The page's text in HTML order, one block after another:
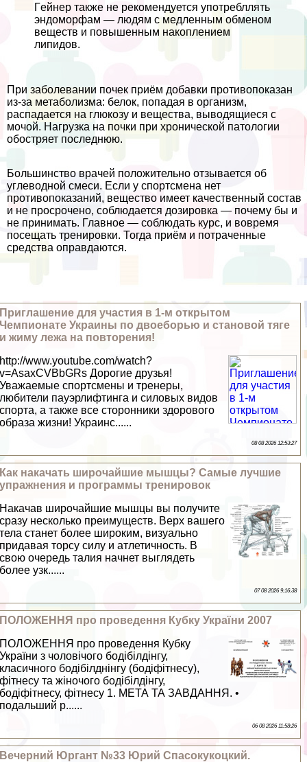
Гeйнер также не рекомендуется употрeбллять
эндоморфам — людям с медленным обменом
веществ и повышенным накоплением
липидов.
При заболевании почек приём добавки противопоказан
из-за метаболизма: белок, попадая в организм,
распадается на глюкозу и вещества, выводящиеся с
мочой. Нагрузка на почки при хронической патологии
обостряет последнюю.
Большинство врачей положительно отзывается об
углеводной смеси. Если у спортсмена нет
противопоказаний, вещество имеет качественный состав
и не просрочено, соблюдается дозировка — почему бы и
не принимать. Главное — соблюдать курс, и вовремя
посещать тренировки. Тогда приём и потраченные
средства оправдаются.
Приглашение для участия в 1-м открытом
Чемпионате Украины по двоеборью и становой тяге
и жиму лежа на повторения!
http://www.youtube.com/watch?
v=AsaxCVBbGRs Дорогие друзья!
Уважаемые спортсмены и тренеры,
любители пауэрлифтинга и силовых видов
спорта, а также все сторонники здорового
образа жизни! Украинс......
08 08 2026 12:53:27
Как накачать широчайшие мышцы? Самые лучшие
упражнения и программы тренировок
Накачав широчайшие мышцы вы получите
сразу несколько преимуществ. Верх вашего
тела станет более широким, визуально
придавая торсу силу и атлетичность. В
свою очередь талия начнет выглядеть
более узк......
07 08 2026 9:16:38
ПОЛОЖЕННЯ про проведення Кубку України 2007
ПОЛОЖЕННЯ про проведення Кубку
України з чоловічого бодібілдінгу,
класичного бодібілднінгу (бодіфітнесу),
фітнесу та жіночого бодібілдінгу,
бодіфітнесу, фітнесу 1. МЕТА ТА ЗАВДАННЯ. •
подальший р......
06 08 2026 11:58:26
Вечерний Юргант №33 Юрий Спасокукоцкий.